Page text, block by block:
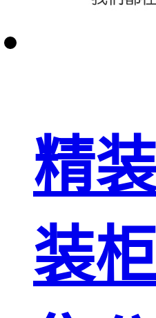
精
装